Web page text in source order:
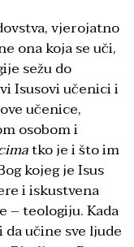
vjerojatno
ona koja se uči,
sežu do
Isusovi učenici i
učenice,
osobom i
tko je i što im
kojeg je Isus
i iskustvena
– teologiju. Kada
učine sve ljude